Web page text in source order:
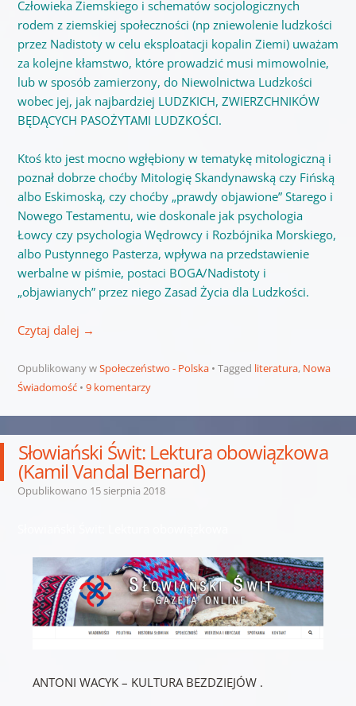
Człowieka Ziemskiego i schematów socjologicznych
rodem z ziemskiej społeczności (np zniewolenie ludzkości
przez Nadistoty w celu eksploatacji kopalin Ziemi) uważam
za kolejne kłamstwo, które prowadzić musi mimowolnie,
lub w sposób zamierzony, do Niewolnictwa Ludzkości
wobec jej, jak najbardziej LUDZKICH, ZWIERZCHNIKÓW
BĘDĄCYCH PASOŻYTAMI LUDZKOŚCI.
Ktoś kto jest mocno wgłębiony w tematykę mitologiczną i
poznał dobrze choćby Mitologię Skandynawską czy Fińską
albo Eskimoską, czy choćby „prawdy objawione” Starego i
Nowego Testamentu, wie doskonale jak psychologia
Łowcy czy psychologia Wędrowcy i Rozbójnika Morskiego,
albo Pustynnego Pasterza, wpływa na przedstawienie
werbalne w piśmie, postaci BOGA/Nadistoty i
„objawianych” przez niego Zasad Życia dla Ludzkości.
Czytaj dalej →
Opublikowany wSpołeczeństwo - Polska Tagged literatura, Nowa
Świadomość
9 komentarzy
Słowiański Świt: Lektura obowiązkowa
(Kamil Vandal Bernard)
Opublikowano 15 sierpnia 2018
ANTONI WACYK – KULTURA BEZDZIEJÓW .